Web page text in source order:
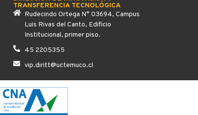
TRANSFERENCIA TECNOLÓGICA
Rudecindo Ortega N° 03694, Campus
Luis Rivas del Canto, Edificio
Institucional, primer piso.
45 2205355
vip.diritt@uctemuco.cl